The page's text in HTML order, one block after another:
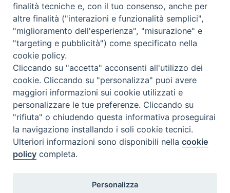
Comunicati Stampa
Il cordoglio dei Vescovi di Puglia per la morte di S.E.R. Mons. Agostino
Superbo
Nasce la Consulta Diocesana delle Aggregazioni Laicali di Castellaneta
Archivio comunicati stampa
2026 © Diocesi di Castellaneta
finalità tecniche e, con il tuo consenso, anche per
altre finalità ("interazioni e funzionalità semplici",
"miglioramento dell'esperienza", "misurazione" e
"targeting e pubblicità") come specificato nella
cookie policy.
Cliccando su "accetta" acconsenti all'utilizzo dei
cookie. Cliccando su "personalizza" puoi avere
maggiori informazioni sui cookie utilizzati e
personalizzare le tue preferenze. Cliccando su
"rifiuta" o chiudendo questa informativa proseguirai
la navigazione installando i soli cookie tecnici.
Ulteriori informazioni sono disponibili nellacookie
policy completa.
Personalizza